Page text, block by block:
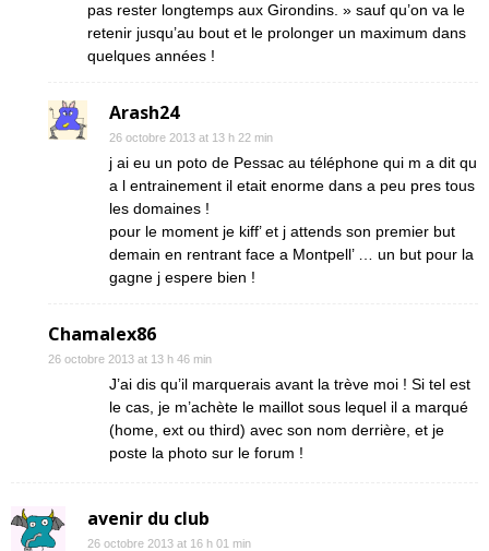
pas rester longtemps aux Girondins. » sauf qu’on va le
retenir jusqu’au bout et le prolonger un maximum dans
quelques années !
Arash24
26 octobre 2013 at 13 h 22 min
j ai eu un poto de Pessac au téléphone qui m a dit qu
a l entrainement il etait enorme dans a peu pres tous
les domaines !
pour le moment je kiff’ et j attends son premier but
demain en rentrant face a Montpell’ … un but pour la
gagne j espere bien !
Chamalex86
26 octobre 2013 at 13 h 46 min
J’ai dis qu’il marquerais avant la trève moi ! Si tel est
le cas, je m’achète le maillot sous lequel il a marqué
(home, ext ou third) avec son nom derrière, et je
poste la photo sur le forum !
avenir du club
26 octobre 2013 at 16 h 01 min